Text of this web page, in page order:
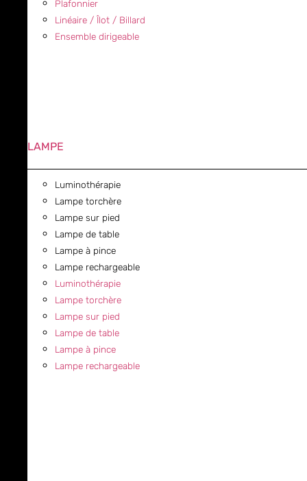
Plafonnier
Linéaire / Îlot / Billard
Ensemble dirigeable
LAMPE
Luminothérapie
Lampe torchère
Lampe sur pied
Lampe de table
Lampe à pince
Lampe rechargeable
Luminothérapie
Lampe torchère
Lampe sur pied
Lampe de table
Lampe à pince
Lampe rechargeable